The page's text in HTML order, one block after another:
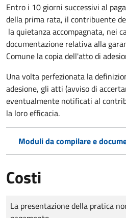
Entro i 10 giorni successivi al
della prima rata, il contribuente
la quietanza accompagnata, nei
documentazione relativa alla
Comune la copia dell'atto di
Una volta perfezionata la
adesione, gli atti (avviso di
eventualmente notificati al
la loro efficacia.
Moduli da compilare e
Costi
Tipo di pagamento
Importo
La presentazione della pratica